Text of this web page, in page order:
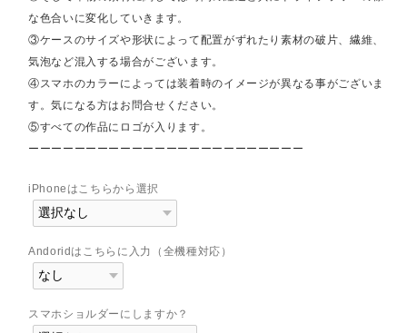
な色合いに変化していきます。
③ケースのサイズや形状によって配置がずれたり素材の破片、繊維、
気泡など混入する場合がございます。
④スマホのカラーによっては装着時のイメージが異なる事がございま
す。気になる方はお問合せください。
⑤すべての作品にロゴが入ります。
ーーーーーーーーーーーーーーーーーーーーーーーー
iPhoneはこちらから選択
Andoridはこちらに入力（全機種対応）
スマホショルダーにしますか？